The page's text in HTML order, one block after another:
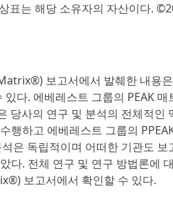
표는 해당 소유자의 자산이다.
보고서에서 발췌한 내용
다. 에베레스트 그룹의 PEAK 매
사의 연구 및 분석의 전체적인
행하고 에베레스트 그룹의
은 독립적이며 어떠한 기관도 보
다. 전체 연구 및 연구 방법론에
보고서에서 확인할 수 있다.